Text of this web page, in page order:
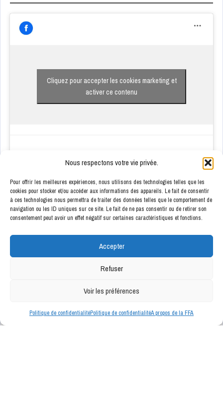
Nous respectons votre vie privée.
Pour offrir les meilleures expériences, nous utilisons des technologies telles que les
cookies pour stocker et/ou accéder aux informations des appareils. Le fait de consentir
à ces technologies nous permettra de traiter des données telles que le comportement de
navigation ou les ID uniques sur ce site. Le fait de ne pas consentir ou de retirer son
consentement peut avoir un effet négatif sur certaines caractéristiques et fonctions.
Accepter
Refuser
Voir les préférences
Politique de confidentialitéPolitique de confidentialitéA propos de la FFA
Cliquez pour accepter les cookies marketing et
activer ce contenu
ENSEIGNES PARTENAIRES